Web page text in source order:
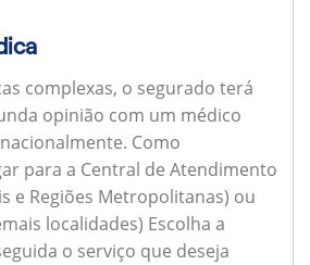
complexas, o segurado terá
opinião com um médico
Como
para a Central de Atendimento
e Regiões Metropolitanas) ou
localidades) Escolha a
o serviço que deseja